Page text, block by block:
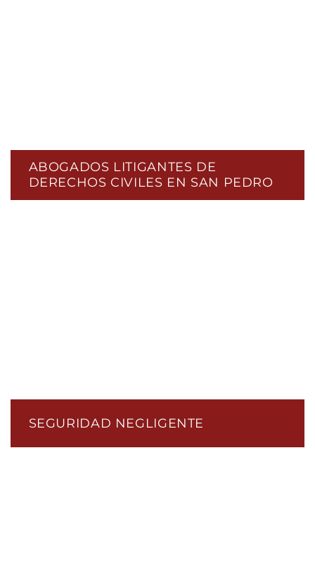
ABOGADOS LITIGANTES DE
DERECHOS CIVILES EN SAN PEDRO
SEGURIDAD NEGLIGENTE